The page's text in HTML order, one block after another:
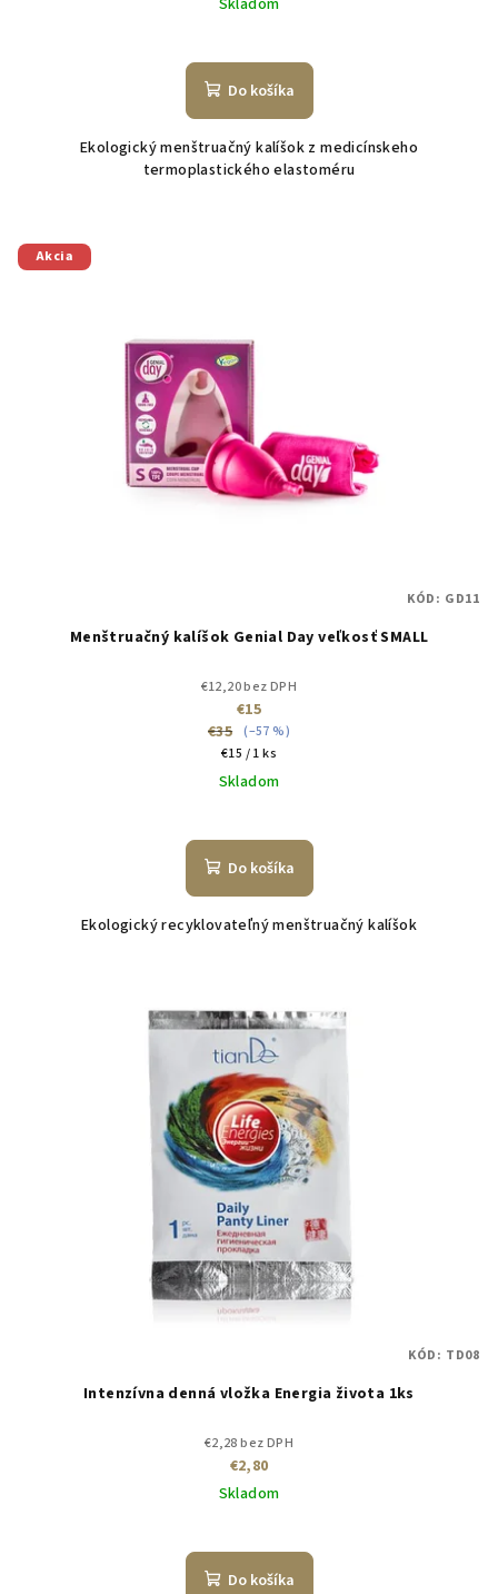
Do košíka
Ekologický menštruačný kalíšok z medicínskeho
termoplastického elastoméru
Akcia
Menštruačný kalíšok Genial Day veľkosť SMALL
€12,20 bez DPH
€15
€35 (–57 %)
Jednotková
cena:
€15 / 1 ks
Skladom
Do košíka
Ekologický recyklovateľný menštruačný kalíšok
KÓD: GD11
Intenzívna denná vložka Energia života 1ks
€2,28 bez DPH
€2,80
Skladom
Do košíka
KÓD: TD08